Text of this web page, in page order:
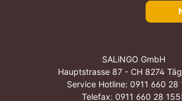
SALiNGO GmbH
Hauptstrasse 87 - CH 8274
Service Hotline: 0911 660 28
Telefax: 0911 660 28